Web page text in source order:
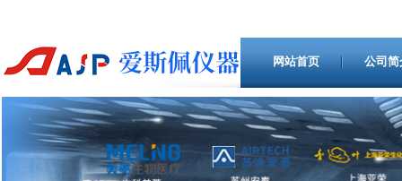
网站首页 公司简